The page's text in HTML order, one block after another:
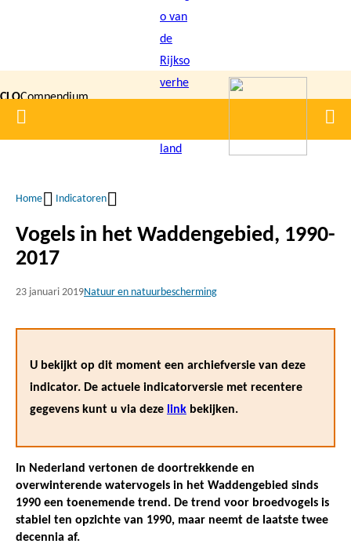
inhoud
gaan
CLOCompendium
voor de
Home
Kruimelpad
Home Indicatoren
Vogels in het Waddengebied, 1990-
2017
23 januari 2019Natuur en natuurbescherming
U bekijkt op dit moment een archiefversie van deze
indicator. De actuele indicatorversie met recentere
gegevens kunt u via deze link bekijken.
In Nederland vertonen de doortrekkende en
overwinterende watervogels in het Waddengebied sinds
1990 een toenemende trend. De trend voor broedvogels is
stabiel ten opzichte van 1990, maar neemt de laatste twee
decennia af.